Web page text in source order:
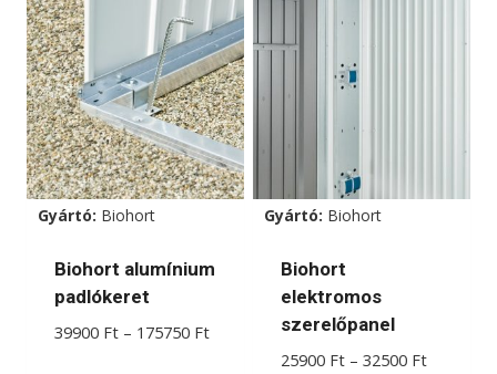
Gyártó: Biohort
Biohort alumínium
padlókeret
39900 Ft – 175750 FtÁrtartomány:
Gyártó: Biohort
Biohort
elektromos
szerelőpanel
25900 Ft – 32500 Ft